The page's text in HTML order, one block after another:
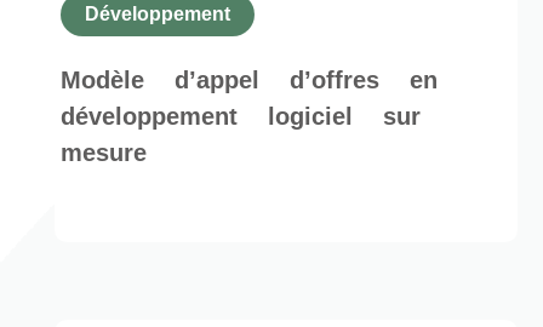
Développement
Modèle d’appel d’offres en
développement logiciel sur
mesure